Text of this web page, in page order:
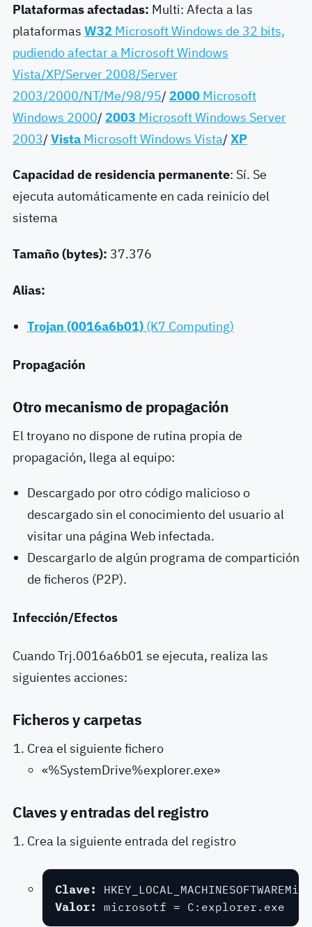
Plataformas afectadas: Multi: Afecta a las
plataformas W32 Microsoft Windows de 32 bits,
pudiendo afectar a Microsoft Windows
Vista/XP/Server 2008/Server
2003/2000/NT/Me/98/95/ 2000Microsoft
Windows 2000/ 2003 Microsoft Windows Server
2003/ VistaMicrosoft Windows Vista/ XP
Capacidad de residencia permanente: Sí. Se
ejecuta automáticamente en cada reinicio del
sistema
Tamaño (bytes): 37.376
Alias:
Trojan (0016a6b01)(K7 Computing)
Propagación
Otro mecanismo de propagación
El troyano no dispone de rutina propia de
propagación, llega al equipo:
Descargado por otro código malicioso o
descargado sin el conocimiento del usuario al
visitar una página Web infectada.
Descargarlo de algún programa de compartición
de ficheros (P2P).
Infección/Efectos
Cuando Trj.0016a6b01 se ejecuta, realiza las
siguientes acciones:
Ficheros y carpetas
Crea el siguiente fichero
«%SystemDrive%explorer.exe»
Claves y entradas del registro
Crea la siguiente entrada del registro
Clave:
Valor: microsotf = C:explorer.exe